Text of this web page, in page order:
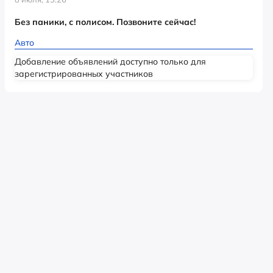
Без паники, с полисом. Позвоните сейчас!
Авто
Добавление объявлений доступно только для
зарегистрированных участников